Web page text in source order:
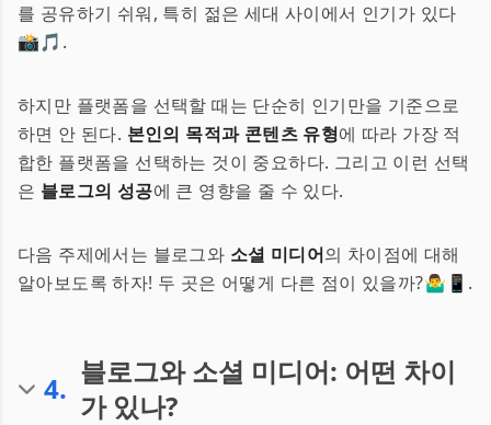
를 공유하기 쉬워, 특히 젊은 세대 사이에서 인기가 있다
📸🎵.
하지만 플랫폼을 선택할 때는 단순히 인기만을 기준으로
하면 안 된다. 본인의 목적과 콘텐츠 유형에 따라 가장 적
합한 플랫폼을 선택하는 것이 중요하다. 그리고 이런 선택
은 블로그의 성공에 큰 영향을 줄 수 있다.
다음 주제에서는 블로그와 소셜 미디어의 차이점에 대해
알아보도록 하자! 두 곳은 어떻게 다른 점이 있을까?🤷‍♂️📱.
4. 블로그와 소셜 미디어: 어떤 차이
가 있나?